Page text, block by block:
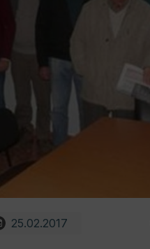
25.02.2017